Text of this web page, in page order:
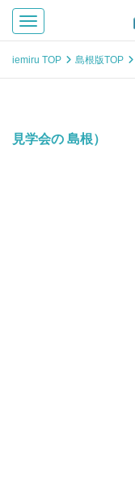
Toggle navigation
iemiru TOP 島根版TOP
見学会の 島根）